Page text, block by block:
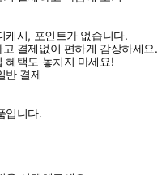
캐시, 포인트가 없습니다.
결제없이 편하게 감상하세요.
혜택도 놓치지 마세요!
반 결제
입니다.